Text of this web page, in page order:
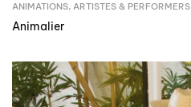
ANIMATIONS, ARTISTES & PERFORMERS
Animalier